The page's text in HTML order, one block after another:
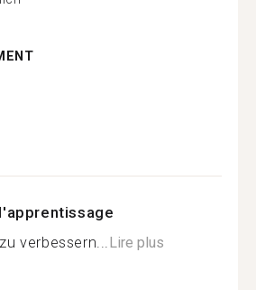
verbessern...Lire plus